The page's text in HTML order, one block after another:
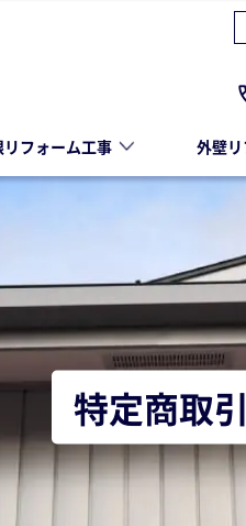
リフォーム工事 外壁
特定商取